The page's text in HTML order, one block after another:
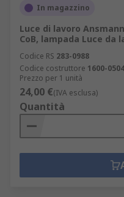
In magazzino
Luce di lavoro
CoB, lampada Luce da
Codice RS 283-0988
Codice costruttore 1600-
Prezzo per 1 unità
24,00 €(IVA esclusa)
Quantità